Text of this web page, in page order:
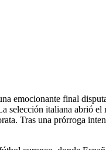
emocionante final
selección italiana abrió
Tras una prórroga